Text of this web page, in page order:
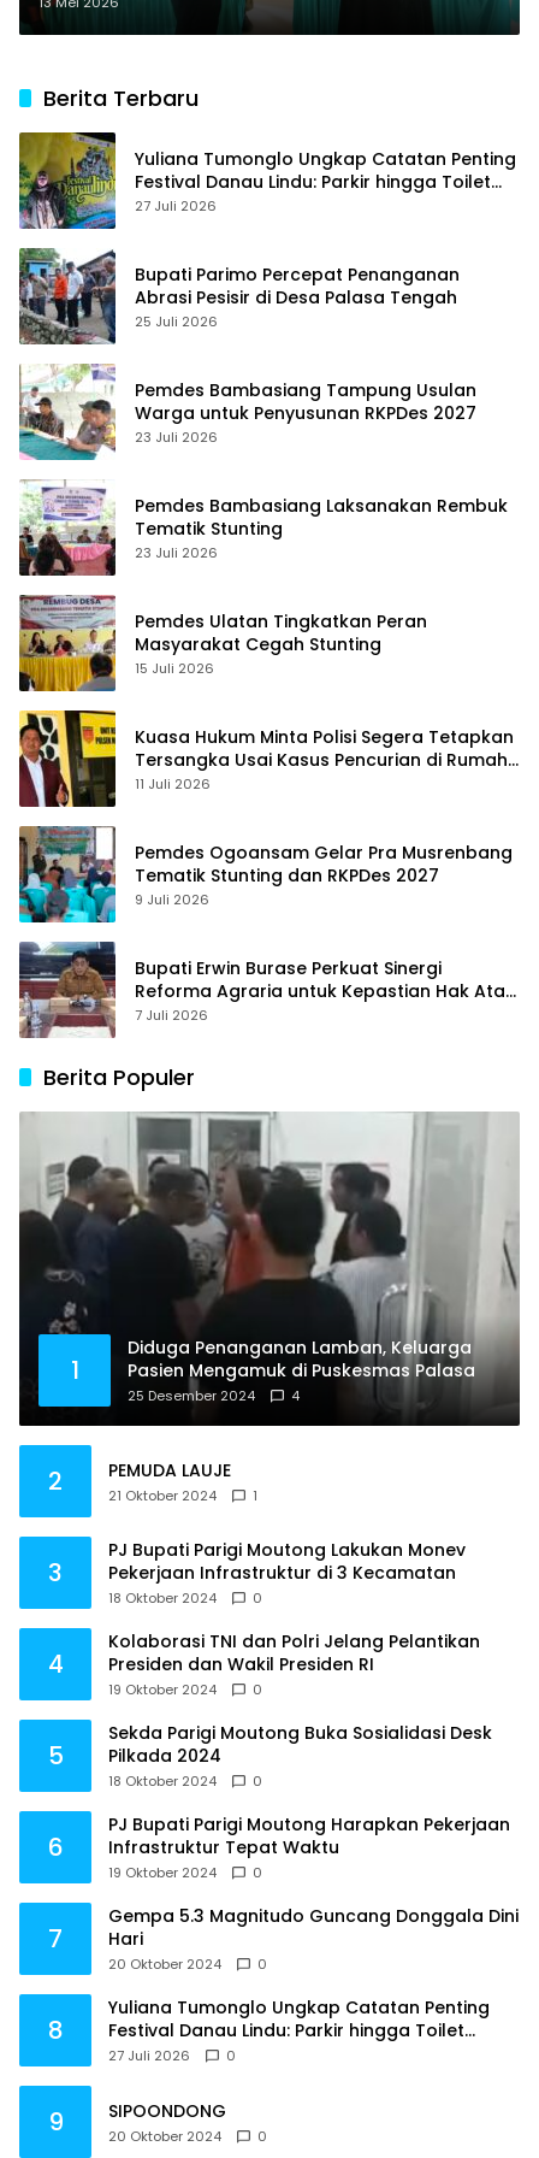
Berita Terbaru
Yuliana Tumonglo Ungkap Catatan Penting
Festival Danau Lindu: Parkir hingga Toilet
Harus Jadi Prioritas
27 Juli 2026
Bupati Parimo Percepat Penanganan
Abrasi Pesisir di Desa Palasa Tengah
25 Juli 2026
Pemdes Bambasiang Tampung Usulan
Warga untuk Penyusunan RKPDes 2027
23 Juli 2026
Pemdes Bambasiang Laksanakan Rembuk
Tematik Stunting
23 Juli 2026
Pemdes Ulatan Tingkatkan Peran
Masyarakat Cegah Stunting
15 Juli 2026
Kuasa Hukum Minta Polisi Segera Tetapkan
Tersangka Usai Kasus Pencurian di Rumah
Anggota Dewan Bantul di Sigi Naik
11 Juli 2026
Pemdes Ogoansam Gelar Pra Musrenbang
Tematik Stunting dan RKPDes 2027
9 Juli 2026
Bupati Erwin Burase Perkuat Sinergi
Reforma Agraria untuk Kepastian Hak Atas
Tanah bagi Masyarakat
7 Juli 2026
Berita Populer
1
Diduga Penanganan Lamban, Keluarga
Pasien Mengamuk di Puskesmas Palasa
25 Desember 2024 4
2 PEMUDA LAUJE
21 Oktober 2024 1
3
PJ Bupati Parigi Moutong Lakukan Monev
Pekerjaan Infrastruktur di 3 Kecamatan
18 Oktober 2024 0
4
Kolaborasi TNI dan Polri Jelang Pelantikan
Presiden dan Wakil Presiden RI
19 Oktober 2024 0
5
Sekda Parigi Moutong Buka Sosialidasi Desk
Pilkada 2024
18 Oktober 2024 0
6
PJ Bupati Parigi Moutong Harapkan Pekerjaan
Infrastruktur Tepat Waktu
19 Oktober 2024 0
7
Gempa 5.3 Magnitudo Guncang Donggala Dini
Hari
20 Oktober 2024 0
8
Yuliana Tumonglo Ungkap Catatan Penting
Festival Danau Lindu: Parkir hingga Toilet
Harus Jadi Prioritas
27 Juli 2026 0
9 SIPOONDONG
20 Oktober 2024 0